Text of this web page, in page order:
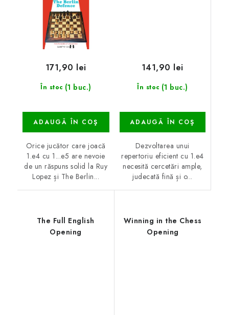
În stoc (1 buc.)
171,90 lei
ADAUGĂ ÎN COŞ
Orice jucător care joacă
1.e4 cu 1...e5 are nevoie
de un răspuns solid la Ruy
Lopez și The Berlin...
În stoc (1 buc.)
141,90 lei
ADAUGĂ ÎN COŞ
Dezvoltarea unui
repertoriu eficient cu 1.e4
necesită cercetări ample,
judecată fină și o...
The Full English
Opening
Winning in the Chess
Opening